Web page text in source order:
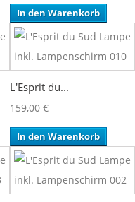
In den Warenkorb
L'Esprit du...
159,00 €
In den Warenkorb